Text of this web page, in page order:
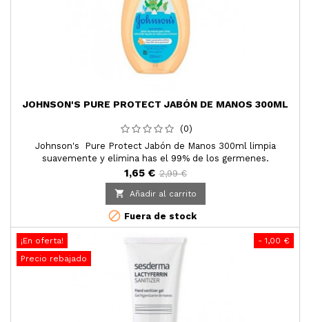
JOHNSON'S PURE PROTECT JABÓN DE MANOS 300ML
(0)
Johnson's Pure Protect Jabón de Manos 300ml limpia
suavemente y elimina has el 99% de los germenes.
1,65 € 2,99 €

Añadir al carrito
 Fuera de stock
- 1,00 €
¡En oferta!
Precio rebajado